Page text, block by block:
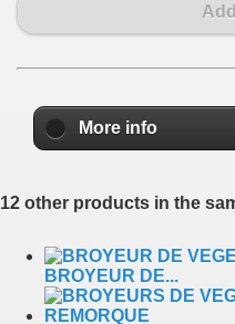
More info
12 other products in the
BROYEUR DE...